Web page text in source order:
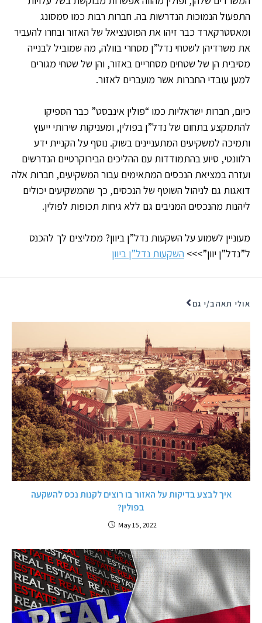
התפעול הנמוכות הנדרשות בה. חברות רבות כמו סמסונג
ומאסטרקארד כבר זיהו את הפוטנציאל של האזור ובחרו להעביר
את משרדיהן לשטחי נדל”ן מסחרי בוולה, מה שמוביל לבנייה
מסיבית הן של שטחים מסחריים באזור, והן של שטחי מגורים
למען עובדי החברות אשר מועברים לאזור.
כיום, חברות ישראליות כמו “פולין אינבסט” כבר הספיקו
להתמקצע בתחום של נדל”ן בפולין, ומעניקות שירותי ייעוץ
ותמיכה למשקיעים המתעניינים בשוק. נוסף על הקניית ידע
רלוונטי, סיוע בהתמודדות עם ההליכים הבירוקרטיים הנדרשים
ועזרה במציאת הנכסים המתאימים עבור המשקיעים, חברות אלה
דואגות גם לניהול השוטף של הנכסים, כך שהמשקיעים יכולים
ליהנות מהנכסים המניבים גם ללא גיחות תכופות לפולין.
מעוניין לשמוע על השקעות נדל”ן ביוון? ממליצים לך להכנס
ל”נדל”ן יוון”>>> השקעות נדל”ן ביוון
אולי תאהב/י גם
איך לבצע בדיקות על האזור בו רוצים לקנות נכס להשקעה
בפולין?
May 15, 2022